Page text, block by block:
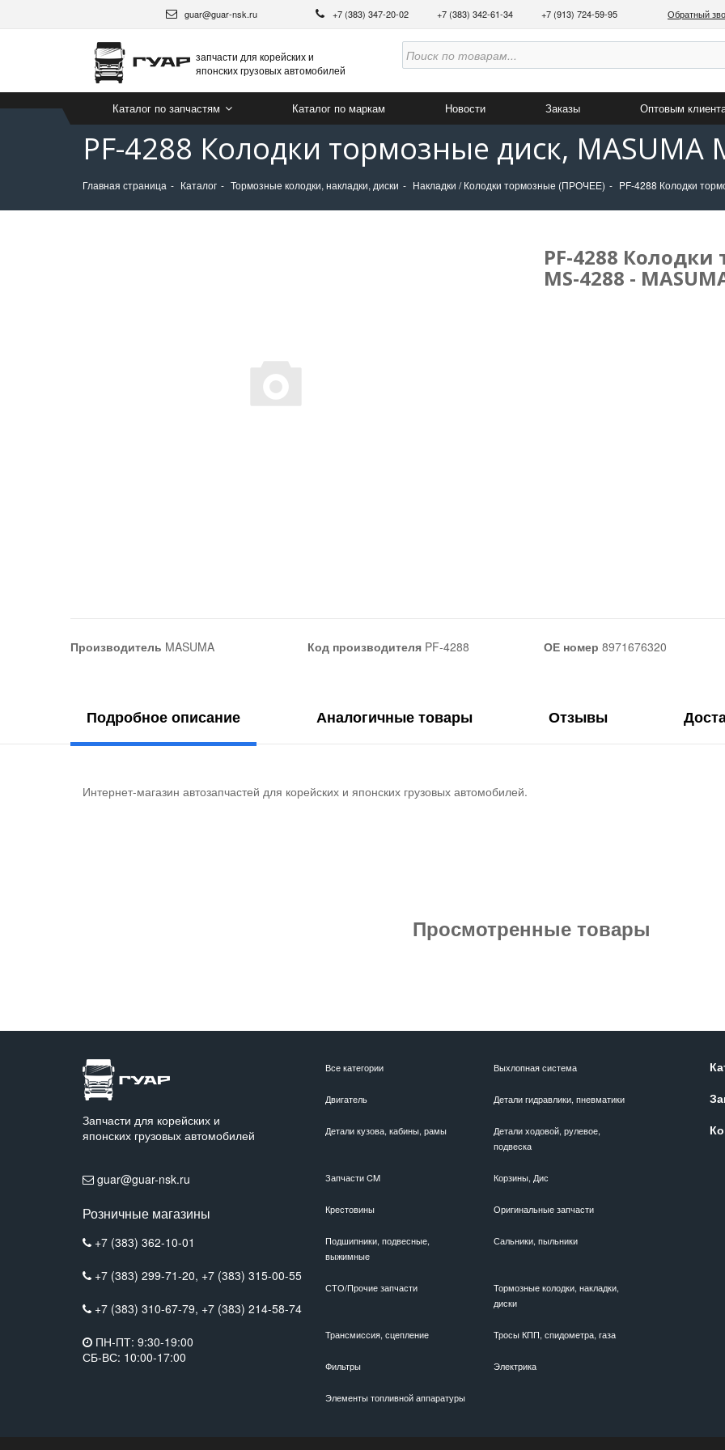
guar@guar-nsk.ru +7 (383) 347-20-02 +7 (383) 342-61-34 +7 (913) 724-59-95 Обратный
запчасти для корейских и
японских грузовых автомобилей
Каталог по запчастям Каталог по маркам Новости Заказы Оптовым
PF-4288 Колодки тормозные диск, MASUMA
Главная страница Каталог Тормозные колодки, накладки, диски Накладки / Колодки тормозные (ПРОЧЕЕ) PF-4288 Колодки
PF-4288
MS-4288 -
Производитель MASUMA Код производителяPF-4288 ОЕ номер 8971676320
Подробное описание Аналогичные товары Отзывы
Интернет-магазин автозапчастей для корейских и японских грузовых автомобилей.
Просмотренные товары
Запчасти для корейских и
японских грузовых автомобилей
guar@guar-nsk.ru
Розничные магазины
+7 (383) 362-10-01
+7 (383) 299-71-20, +7 (383) 315-00-55
+7 (383) 310-67-79, +7 (383) 214-58-74
ПН-ПТ: 9:30-19:00
СБ-ВС: 10:00-17:00
Все категории Выхлопная система
Двигатель Детали гидравлики, пневматики
Детали кузова, кабины, рамы
Детали ходовой, рулевое,
подвеска
Запчасти CM Корзины, Дис
Крестовины Оригинальные запчасти
Подшипники, подвесные,
выжимные
Сальники, пыльники
СТО/Прочие запчасти
Тормозные колодки, накладки,
диски
Трансмиссия, сцепление Тросы КПП, спидометра, газа
Фильтры Электрика
Элементы топливной аппаратуры